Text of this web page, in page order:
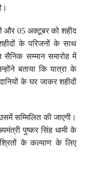
और 05 अक्टूबर को शहीद
के परिजनों के साथ
सैनिक सम्मान समारोह में
बताया कि यात्रा के
के घर जाकर शहीदों
सम्मिलित की जाएगी।
पुष्कर सिंह धामी के
के कल्याण के लिए